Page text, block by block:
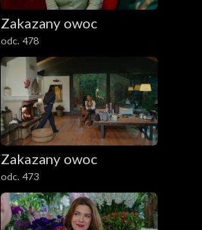
Zakazany owoc
odc. 478
Zakazany owoc
odc. 473